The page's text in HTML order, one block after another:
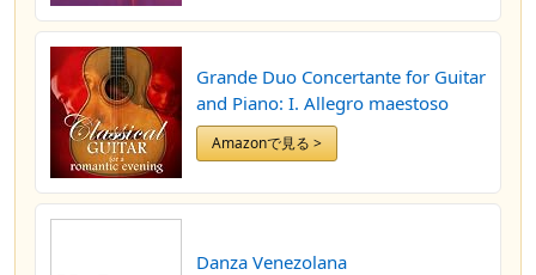
Grande Duo Concertante for Guitar
and Piano: I. Allegro maestoso
Amazonで見る >
Danza Venezolana